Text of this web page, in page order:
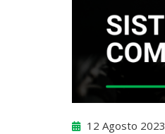
12 Agosto 2023